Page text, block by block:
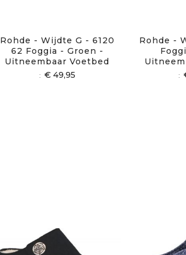
Rohde - Wijdte G - 6120
62 Foggia - Groen -
Uitneembaar Voetbed
€ 49,95
Rohde -